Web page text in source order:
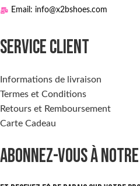
Email: info@x2bshoes.com
SERVICE CLIENT
Informations de livraison
Termes et Conditions
Retours et Remboursement
Carte Cadeau
ABONNEZ-VOUS À